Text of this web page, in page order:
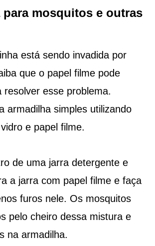
para mosquitos e outras
está sendo invadida por
que o papel filme pode
resolver esse problema.
armadilha simples utilizando
e papel filme.
de uma jarra detergente e
a jarra com papel filme e faça
furos nele. Os mosquitos
pelo cheiro dessa mistura e
na armadilha.